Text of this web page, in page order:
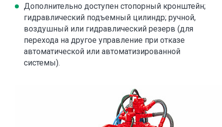
Дополнительно доступен стопорный кронштейн;
гидравлический подъемный цилиндр; ручной,
воздушный или гидравлический резерв (для
перехода на другое управление при отказе
автоматической или автоматизированной
системы).